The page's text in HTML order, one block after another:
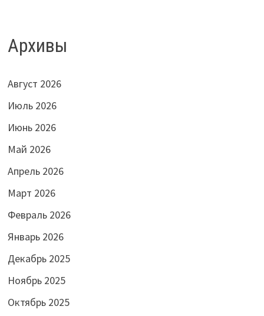
Архивы
Август 2026
Июль 2026
Июнь 2026
Май 2026
Апрель 2026
Март 2026
Февраль 2026
Январь 2026
Декабрь 2025
Ноябрь 2025
Октябрь 2025